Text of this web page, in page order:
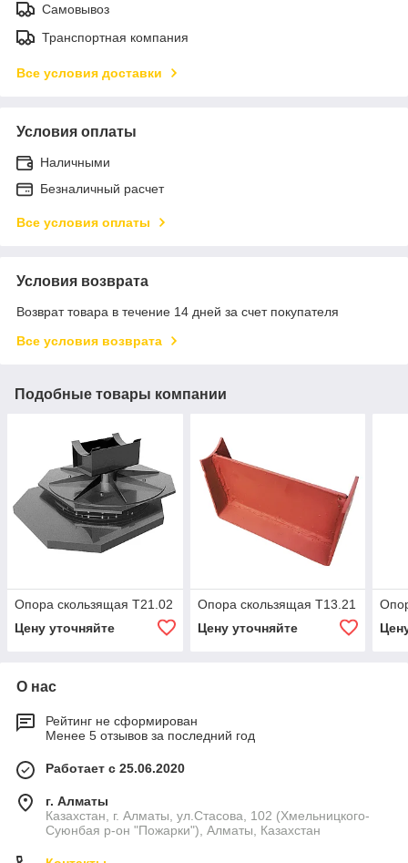
Самовывоз
Транспортная компания
Все условия доставки
Условия оплаты
Наличными
Безналичный расчет
Все условия оплаты
Условия возврата
Возврат товара в течение 14 дней за счет покупателя
Все условия возврата
Подобные товары компании
Опора скользящая Т21.02
Цену уточняйте
Опора скользящая Т13.21
Цену уточняйте
О нас
Рейтинг не сформирован
Менее 5 отзывов за последний год
Работает с 25.06.2020
г. Алматы
Казахстан, г. Алматы, ул.Стасова, 102 (Хмельницкого-
Суюнбая р-он "Пожарки"), Алматы, Казахстан